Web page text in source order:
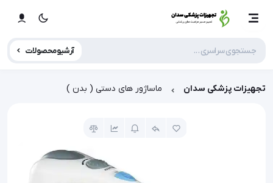
آرشیو محصولات
تجهیزات پزشکی سدان ماساژور های دستی ( بدن )